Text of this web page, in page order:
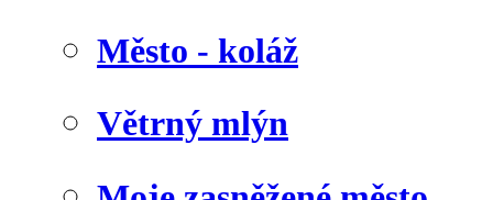
Město - koláž
Větrný mlýn